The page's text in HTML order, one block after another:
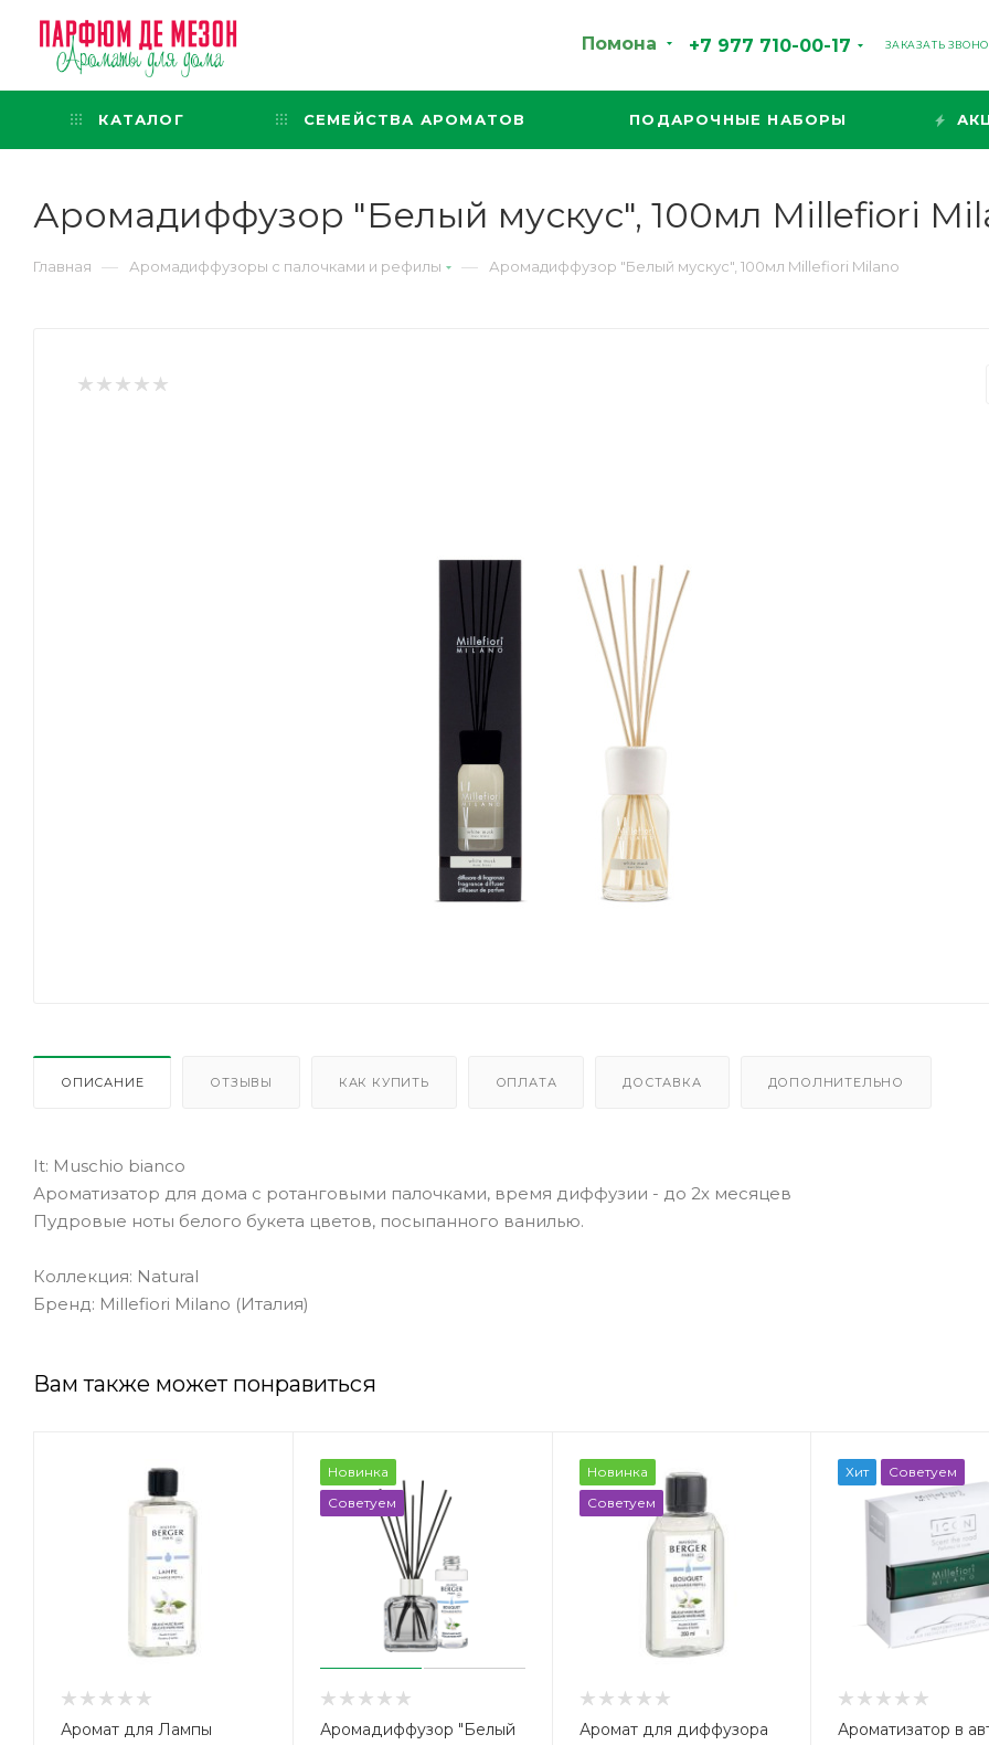
Помона +7 977 710-00-17 ЗАКАЗАТЬ
КАТАЛОГ СЕМЕЙСТВА АРОМАТОВ ПОДАРОЧНЫЕ НАБОРЫ
Аромадиффузор "Белый мускус", 100мл Millefiori
Главная — Аромадиффузоры с палочками и рефилы — Аромадиффузор "Белый мускус", 100мл Millefiori Milano
ОПИСАНИЕ ОТЗЫВЫ КАК КУПИТЬ ОПЛАТА ДОСТАВКА ДОПОЛНИТЕЛЬНО
It: Muschio bianco
Ароматизатор для дома с ротанговыми палочками, время диффузии - до 2х месяцев
Пудровые ноты белого букета цветов, посыпанного ванилью.
Коллекция: Natural
Бренд: Millefiori Milano (Италия)
Вам также может понравиться
Аромат для Лампы
Новинка
Советуем
Аромадиффузор "Белый
Новинка
Советуем
Аромат для диффузора
Хит Советуем
Ароматизатор в